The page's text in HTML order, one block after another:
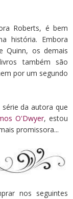
Roberts, é bem
história. Embora
Quinn, os demais
também são
por um segundo
da autora que
O'Dwyer, estou
promissora...
nos seguintes